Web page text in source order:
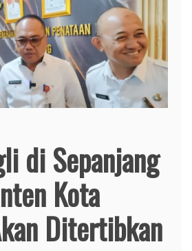
di Sepanjang
Kota
Ditertibkan